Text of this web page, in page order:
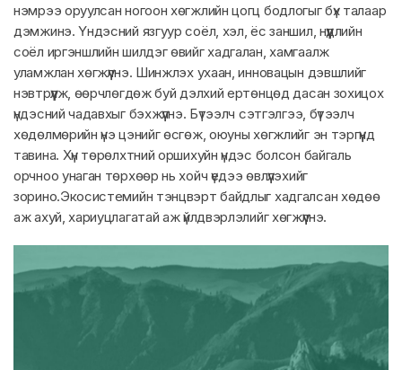
нэмрээ оруулсан ногоон хөгжлийн цогц бодлогыг бүх талаар
дэмжинэ. Үндэсний язгуур соёл, хэл, ёс заншил, нүүдлийн
соёл иргэншлийн шилдэг өвийг хадгалан, хамгаалж
уламжлан хөгжүүлнэ. Шинжлэх ухаан, инновацын дэвшлийг
нэвтрүүлж, өөрчлөгдөж буй дэлхий ертөнцөд дасан зохицох
үндэсний чадавхыг бэхжүүлнэ. Бүтээлч сэтгэлгээ, бүтээлч
хөдөлмөрийн үнэ цэнийг өсгөж, оюуны хөгжлийг эн тэргүүнд
тавина. Хүн төрөлхтний оршихуйн үндэс болсон байгаль
орчноо унаган төрхөөр нь хойч үедээ өвлүүлэхийг
зорино.Экосистемийн тэнцвэрт байдлыг хадгалсан хөдөө
аж ахуй, хариуцлагатай аж үйлдвэрлэлийг хөгжүүлнэ.